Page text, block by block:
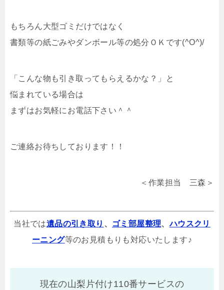
もちろん大型ゴミだけではなく
書類等の紙ごみやダンボール等の処分ＯＫです(^O^)/
「こんな物も引き取ってもらえるかな？」と
悩まれている場合は
まずはお気軽にお電話下さい＾＾
ご連絡お待ちしております！！
＜作業担当 三森＞
当社では遺品の引き取り 、 ゴミ部屋整理、ハウスクリ
ーニング等のお見積もりも対応いたします♪
現在の山梨片付け110番サービスの